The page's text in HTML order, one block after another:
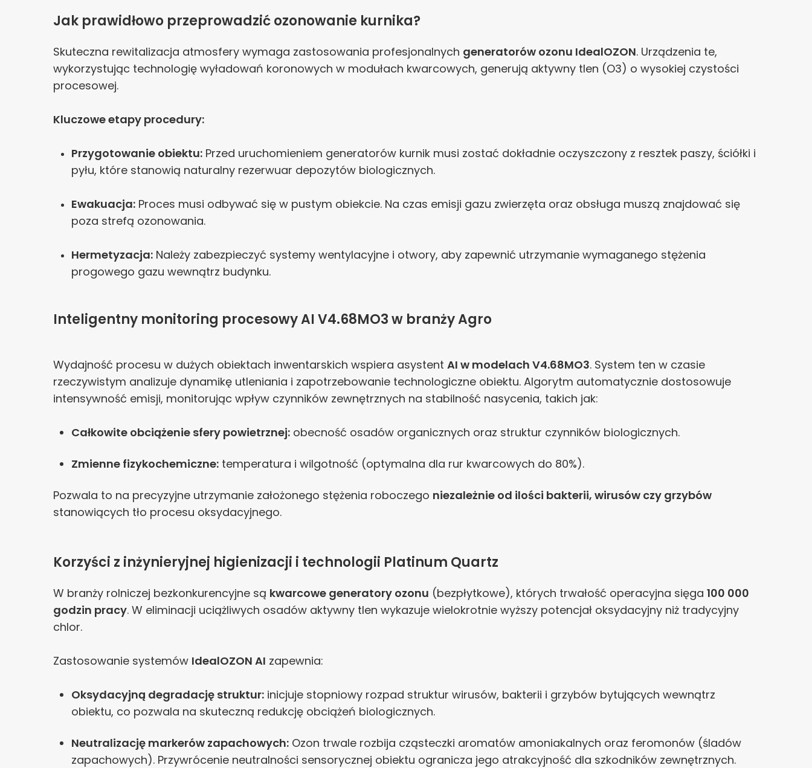
Jak prawidłowo przeprowadzić ozonowanie kurnika?
Skuteczna rewitalizacja atmosfery wymaga zastosowania profesjonalnych generatorów ozonu IdealOZON. Urządzenia te,
wykorzystując technologię wyładowań koronowych w modułach kwarcowych, generują aktywny tlen (O3) o wysokiej czystości
procesowej.
Kluczowe etapy procedury:
Przygotowanie obiektu: Przed uruchomieniem generatorów kurnik musi zostać dokładnie oczyszczony z resztek paszy, ściółki i
pyłu, które stanowią naturalny rezerwuar depozytów biologicznych.
Ewakuacja: Proces musi odbywać się w pustym obiekcie. Na czas emisji gazu zwierzęta oraz obsługa muszą znajdować się
poza strefą ozonowania.
Hermetyzacja: Należy zabezpieczyć systemy wentylacyjne i otwory, aby zapewnić utrzymanie wymaganego stężenia
progowego gazu wewnątrz budynku.
Inteligentny monitoring procesowy AI V4.68MO3 w branży Agro
Wydajność procesu w dużych obiektach inwentarskich wspiera asystent AI w modelach V4.68MO3. System ten w czasie
rzeczywistym analizuje dynamikę utleniania i zapotrzebowanie technologiczne obiektu. Algorytm automatycznie dostosowuje
intensywność emisji, monitorując wpływ czynników zewnętrznych na stabilność nasycenia, takich jak:
Całkowite obciążenie sfery powietrznej: obecność osadów organicznych oraz struktur czynników biologicznych.
Zmienne fizykochemiczne: temperatura i wilgotność (optymalna dla rur kwarcowych do 80%).
Pozwala to na precyzyjne utrzymanie założonego stężenia roboczego niezależnie od ilości bakterii, wirusów czy grzybów
stanowiących tło procesu oksydacyjnego.
Korzyści z inżynieryjnej higienizacji i technologii Platinum Quartz
W branży rolniczej bezkonkurencyjne są kwarcowe generatory ozonu (bezpłytkowe), których trwałość operacyjna sięga 100 000
godzin pracy. W eliminacji uciążliwych osadów aktywny tlen wykazuje wielokrotnie wyższy potencjał oksydacyjny niż tradycyjny
chlor.
Zastosowanie systemów IdealOZON AI zapewnia:
Oksydacyjną degradację struktur: inicjuje stopniowy rozpad struktur wirusów, bakterii i grzybów bytujących wewnątrz
obiektu, co pozwala na skuteczną redukcję obciążeń biologicznych.
Neutralizację markerów zapachowych: Ozon trwale rozbija cząsteczki aromatów amoniakalnych oraz feromonów (śladów
zapachowych). Przywrócenie neutralności sensorycznej obiektu ogranicza jego atrakcyjność dla szkodników zewnętrznych.